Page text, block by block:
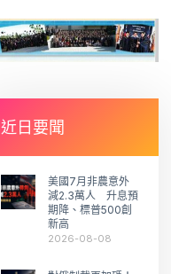
近日要聞
美國7月非農意外
減2.3萬人 升息預
期降、標普500創
新高
2026-08-08